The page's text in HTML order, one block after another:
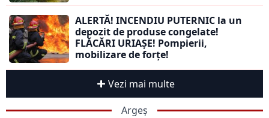
ALERTĂ! INCENDIU PUTERNIC la un
depozit de produse congelate!
FLĂCĂRI URIAȘE! Pompierii,
mobilizare de forțe!
Vezi mai multe
Argeș